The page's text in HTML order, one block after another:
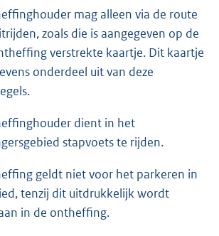
mag alleen via de route
zoals die is aangegeven op de
verstrekte kaartje. Dit kaartje
onderdeel uit van deze
dient in het
stapvoets te rijden.
geldt niet voor het parkeren in
tenzij dit uitdrukkelijk wordt
in de ontheffing.